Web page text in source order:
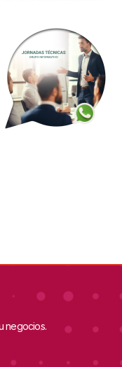
negocios.